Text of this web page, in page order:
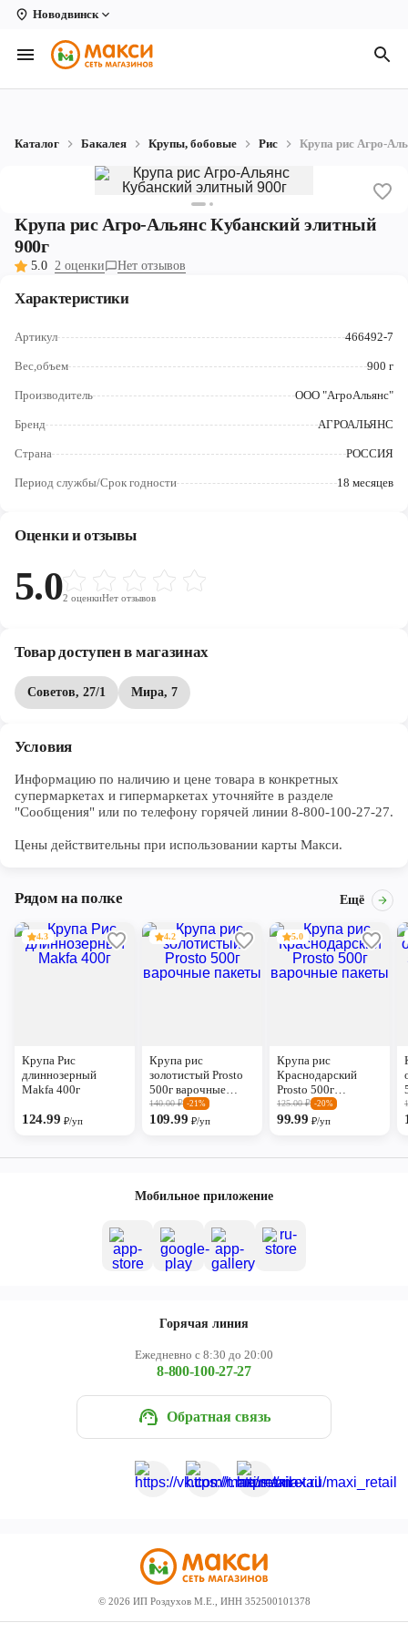
Новодвинск
Вологда
Архангельск
Коряжма
Котлас
Новодвинск
Рыбинск
Ярославль
Каталог Бакалея Крупы, бобовые Рис Крупа рис Агро-
Крупа рис Агро-Альянс Кубанский элитный
900г
5.0 2 оценки Нет отзывов
Характеристики
Артикул 466492-7
Вес,объем 900 г
Производитель ООО "АгроАльянс"
Бренд АГРОАЛЬЯНС
Страна РОССИЯ
Период службы/Срок годности 18 месяцев
Оценки и отзывы
5.02 оценкиНет отзывов
Товар доступен в магазинах
Советов, 27/1 Мира, 7
Условия
Информацию по наличию и цене товара в конкретных
супермаркетах и гипермаркетах уточняйте в разделе
"Сообщения" или по телефону горячей линии 8-800-100-27-27.
Цены действительны при использовании карты Макси.
Рядом на полке Ещё
4.3
Крупа Рис
длиннозерный
Makfa 400г
124.99 ₽/уп
4.2
Крупа рис
золотистый Prosto
500г варочные
пакеты
140.00₽ -21%
109.99 ₽/уп
5.0
Крупа рис
Краснодарский
Prosto 500г
варочные пакеты
125.00₽ -20%
99.99₽/уп
Мобильное приложение
Горячая линия
Ежедневно с 8:30 до 20:00
8-800-100-27-27
Обратная связь
© 2026 ИП Роздухов М.Е., ИНН 352500101378